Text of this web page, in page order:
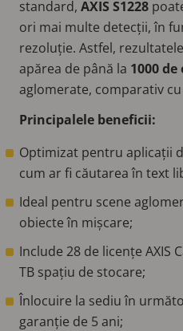
standard, AXIS S1228
ori mai multe detecții, în
rezoluție. Astfel,
apărea de până la 1000
aglomerate, comparativ
Principalele beneficii:
Optimizat pentru aplicații
cum ar fi căutarea în text
Ideal pentru scene
obiecte în mișcare;
Include 28 de licențe AXIS
TB spațiu de stocare;
Înlocuire la sediu în
garanție de 5 ani;